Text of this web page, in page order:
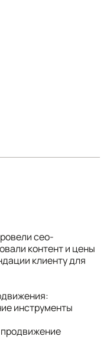
сео-
контент и цены
клиенту для
инструменты